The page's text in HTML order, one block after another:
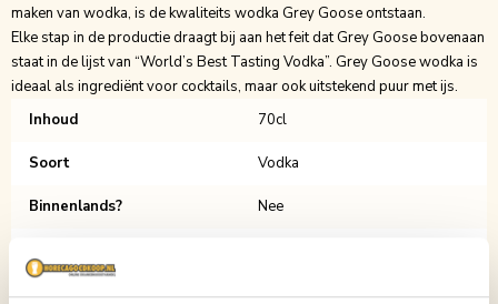
maken van wodka, is de kwaliteits wodka Grey Goose ontstaan.
Elke stap in de productie draagt bij aan het feit dat Grey Goose bovenaan
staat in de lijst van “World’s Best Tasting Vodka”. Grey Goose wodka is
ideaal als ingrediënt voor cocktails, maar ook uitstekend puur met ijs.
Inhoud
70cl
Soort Vodka
Binnenlands? Nee
Aantal per verpakking 1